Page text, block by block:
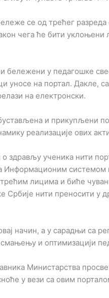
се од трећег
чега ће бити уклоњени
бележени у педагошке
уносе на портал. Дакле,
на електронски.
и прикупљени
реализације ових
здрављу ученика нити
Информационим системом
лицима и биће
Србије нити преносити у
начин, а у сарадњи са
и оптимизацији
Министарства
у вези са овим